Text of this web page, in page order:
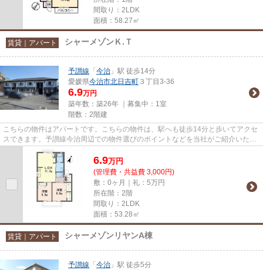
間取り：2LDK
面積：58.27㎡
賃貸｜アパート シャーメゾンＫ.Ｔ
予讃線 「 今治 」駅 徒歩14分
愛媛県今治市北日吉町 ３丁目3-36
6.9万円
築年数：築26年 ｜募集中： 1室
階数：2階建
こちらの物件はアパートです。こちらの物件は、駅へも徒歩14分と歩いてアクセ
スできます。予讃線今治周辺での物件選びのポイントなどを当社がご紹介いたし
ます。0898-33-0011またはinf...
6.9万円
(管理費・共益費 3,000円)
敷：0ヶ月｜礼：5万円
所在階：2階
間取り：2LDK
面積：53.28㎡
賃貸｜アパート シャーメゾンリヤンA棟
予讃線 「 今治 」駅 徒歩5分